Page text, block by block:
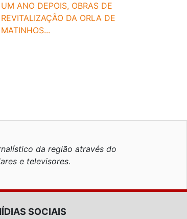
UM ANO DEPOIS, OBRAS DE
REVITALIZAÇÃO DA ORLA DE
MATINHOS...
da região através do
e televisores.
SOCIAIS